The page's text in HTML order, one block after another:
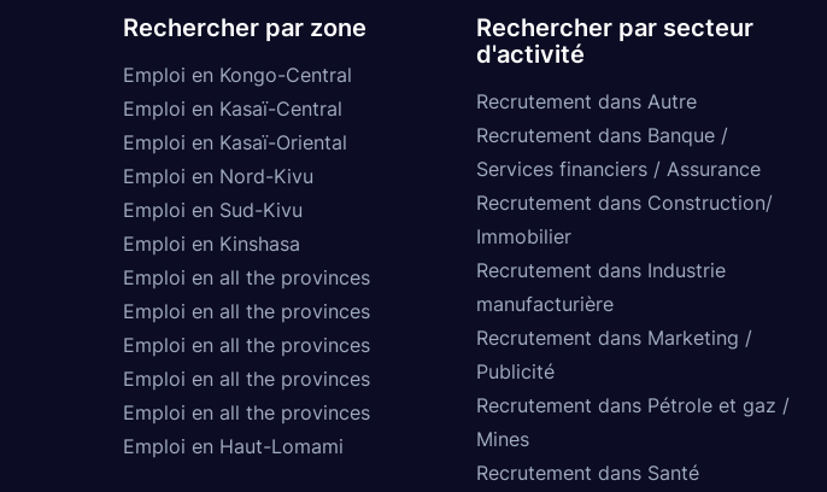
Rechercher par zone
Emploi en Kongo-Central
Emploi en Kasaï-Central
Emploi en Kasaï-Oriental
Emploi en Nord-Kivu
Emploi en Sud-Kivu
Emploi en Kinshasa
Emploi en all the provinces
Emploi en all the provinces
Emploi en all the provinces
Emploi en all the provinces
Emploi en all the provinces
Emploi en Haut-Lomami
Rechercher par secteur
d'activité
Recrutement dans Autre
Recrutement dans Banque /
Services financiers / Assurance
Recrutement dans Construction/
Immobilier
Recrutement dans Industrie
manufacturière
Recrutement dans Marketing /
Publicité
Recrutement dans Pétrole et gaz /
Mines
Recrutement dans Santé